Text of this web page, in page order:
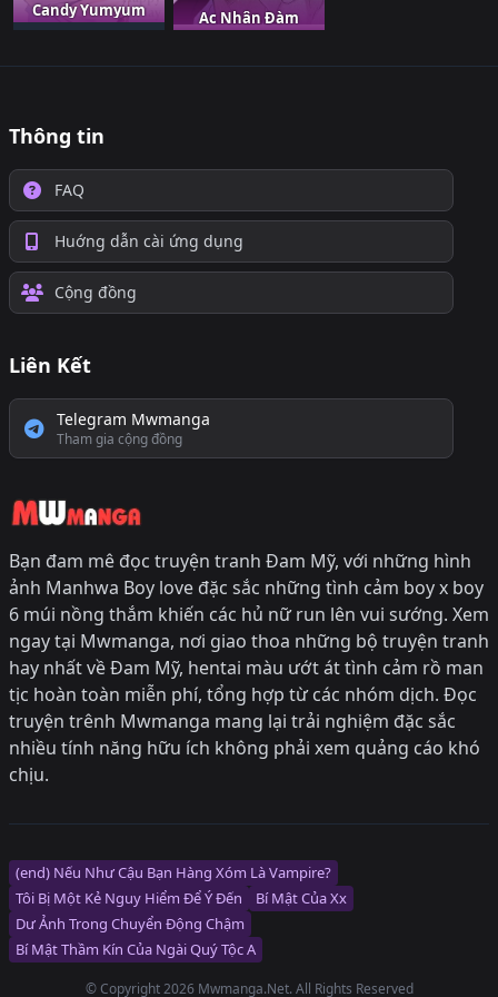
Candy Yumyum Ác Nhân Đàm
Thông tin
FAQ
Huớng dẫn cài ứng dụng
Cộng đồng
Liên Kết
Telegram Mwmanga
Tham gia cộng đồng
Bạn đam mê đọc truyện tranh Đam Mỹ, với những hình
ảnh Manhwa Boy love đặc sắc những tình cảm boy x boy
6 múi nồng thắm khiến các hủ nữ run lên vui sướng. Xem
ngay tại Mwmanga, nơi giao thoa những bộ truyện tranh
hay nhất về Đam Mỹ, hentai màu ướt át tình cảm rồ man
tịc hoàn toàn miễn phí, tổng hợp từ các nhóm dịch. Đọc
truyện trênh Mwmanga mang lại trải nghiệm đặc sắc
nhiều tính năng hữu ích không phải xem quảng cáo khó
chịu.
(end) Nếu Như Cậu Bạn Hàng Xóm Là Vampire?
Tôi Bị Một Kẻ Nguy Hiểm Để Ý Đến
Bí Mật Của Xx
Dư Ảnh Trong Chuyển Động Chậm
Bí Mật Thầm Kín Của Ngài Quý Tộc Α
© Copyright 2026 Mwmanga.Net. All Rights Reserved